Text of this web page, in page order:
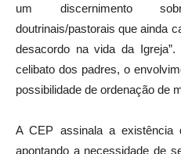
um discernimento
doutrinais/pastorais que ainda
desacordo na vida da
celibato dos padres, o
possibilidade de ordenação de
A CEP assinala a existência
apontando a necessidade de